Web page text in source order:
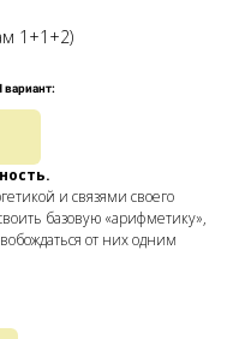
1+1+2)
и связями своего
базовую «арифметику»,
от них одним